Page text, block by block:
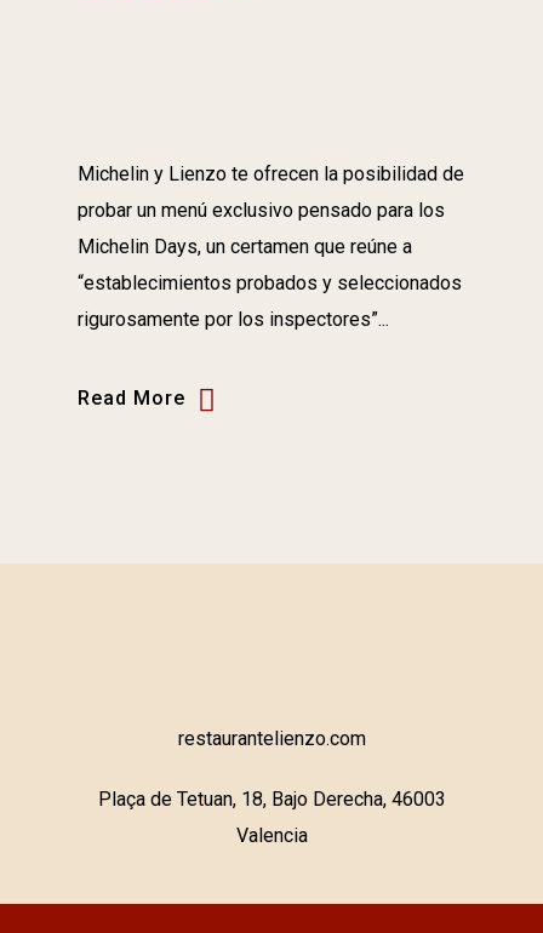
Michelin y Lienzo te ofrecen la posibilidad de
probar un menú exclusivo pensado para los
Michelin Days, un certamen que reúne a
“establecimientos probados y seleccionados
rigurosamente por los inspectores”...
Read More
restaurantelienzo.com
Plaça de Tetuan, 18, Bajo Derecha, 46003
Valencia